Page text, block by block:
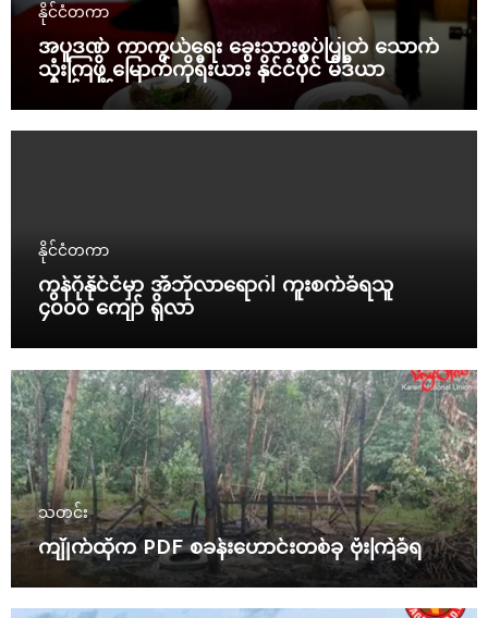
နိုင်ငံတကာ
အပူဒဏ် ကာကွယ်ရေး ခွေးသားစွပ်ပြုတ် သောက်
သုံးကြဖို့ မြောက်ကိုရီးယား နိုင်ငံပိုင် မီဒီယာ
တိုက်တွန်း
နိုင်ငံတကာ
ကွန်ဂိုနိုင်ငံမှာ အီဘိုလာရောဂါ ကူးစက်ခံရသူ
၄၀၀၀ ကျော် ရှိလာ
သတင်း
ကျိုက်ထိုက PDF စခန်းဟောင်းတစ်ခု ဗုံးကြဲခံရ